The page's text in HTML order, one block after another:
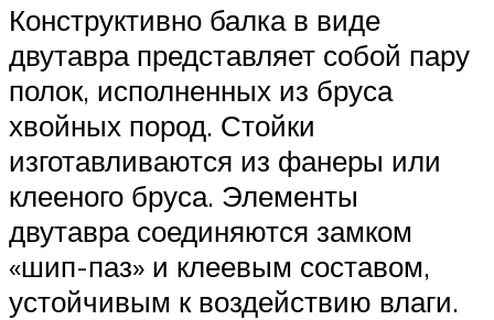
Конструктивно балка в виде
двутавра представляет собой пару
полок, исполненных из бруса
хвойных пород. Стойки
изготавливаются из фанеры или
клееного бруса. Элементы
двутавра соединяются замком
«шип-паз» и клеевым составом,
устойчивым к воздействию влаги.